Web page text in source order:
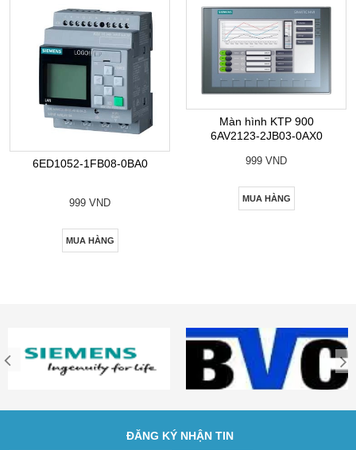
6ED1052-1FB08-0BA0
999 VND
MUA HÀNG
Màn hình KTP 900
6AV2123-2JB03-0AX0
999 VND
MUA HÀNG
ĐĂNG KÝ NHẬN TIN